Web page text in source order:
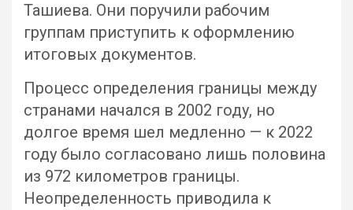
Ташиева. Они поручили рабочим
группам приступить к оформлению
итоговых документов.
Процесс определения границы между
странами начался в 2002 году, но
долгое время шел медленно — к 2022
году было согласовано лишь половина
из 972 километров границы.
Неопределенность приводила к